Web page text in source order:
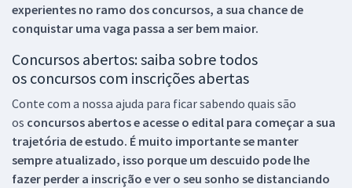
experientes no ramo dos concursos, a sua chance de
conquistar uma vaga passa a ser bem maior.
Concursos abertos: saiba sobre todos
os concursos com inscrições abertas
Conte com a nossa ajuda para ficar sabendo quais são
os concursos abertos e acesse o edital para começar a sua
trajetória de estudo. É muito importante se manter
sempre atualizado, isso porque um descuido pode lhe
fazer perder a inscrição e ver o seu sonho se distanciando